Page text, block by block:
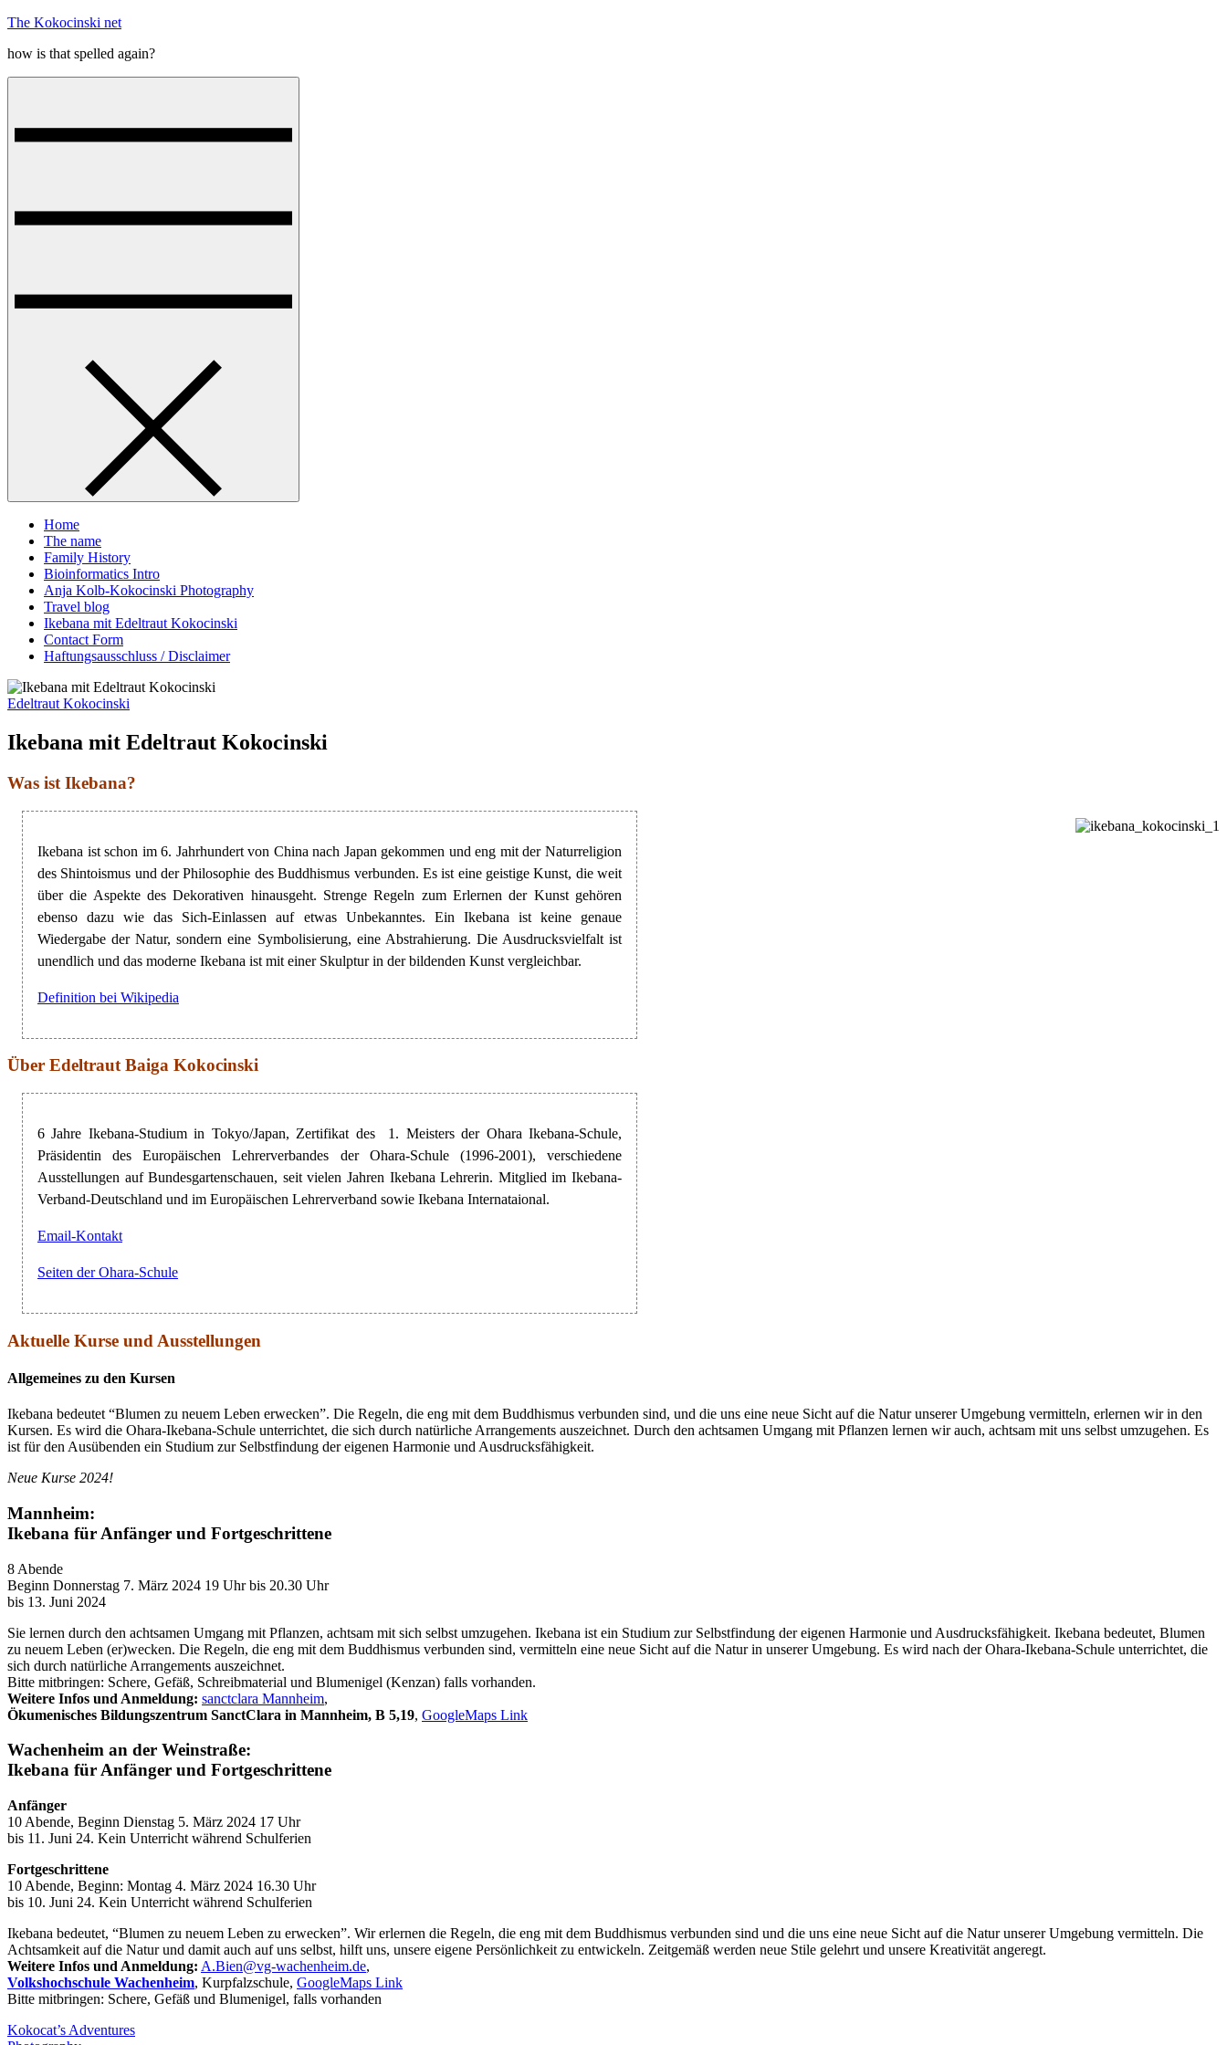
Skip
content
The Kokocinski net
how is that spelled again?
Home
The name
Family History
Bioinformatics Intro
Anja Kolb-Kokocinski Photography
Travel blog
Ikebana mit Edeltraut Kokocinski
Contact Form
Haftungsausschluss / Disclaimer
Edeltraut Kokocinski
Ikebana mit Edeltraut Kokocinski
Was ist Ikebana?
Ikebana ist schon im 6. Jahrhundert von China nach Japan gekommen und eng mit der Naturreligion
des Shintoismus und der Philosophie des Buddhismus verbunden. Es ist eine geistige Kunst, die weit
über die Aspekte des Dekorativen hinausgeht. Strenge Regeln zum Erlernen der Kunst gehören
ebenso dazu wie das Sich-Einlassen auf etwas Unbekanntes. Ein Ikebana ist keine genaue
Wiedergabe der Natur, sondern eine Symbolisierung, eine Abstrahierung. Die Ausdrucksvielfalt ist
unendlich und das moderne Ikebana ist mit einer Skulptur in der bildenden Kunst vergleichbar.
Definition bei Wikipedia
Über Edeltraut Baiga Kokocinski
6 Jahre Ikebana-Studium in Tokyo/Japan, Zertifikat des 1. Meisters der Ohara Ikebana-Schule,
Präsidentin des Europäischen Lehrerverbandes der Ohara-Schule (1996-2001), verschiedene
Ausstellungen auf Bundesgartenschauen, seit vielen Jahren Ikebana Lehrerin. Mitglied im Ikebana-
Verband-Deutschland und im Europäischen Lehrerverband sowie Ikebana Internataional.
Email-Kontakt
Seiten der Ohara-Schule
Aktuelle Kurse und Ausstellungen
Allgemeines zu den Kursen
Ikebana bedeutet “Blumen zu neuem Leben erwecken”. Die Regeln, die eng mit dem Buddhismus verbunden sind, und die uns eine neue Sicht auf die Natur unserer Umgebung vermitteln, erlernen wir in den
Kursen. Es wird die Ohara-Ikebana-Schule unterrichtet, die sich durch natürliche Arrangements auszeichnet. Durch den achtsamen Umgang mit Pflanzen lernen wir auch, achtsam mit uns selbst umzugehen. Es
ist für den Ausübenden ein Studium zur Selbstfindung der eigenen Harmonie und Ausdrucksfähigkeit.
Neue Kurse 2024!
Mannheim:
Ikebana für Anfänger und Fortgeschrittene
8 Abende
Beginn Donnerstag 7. März 2024 19 Uhr bis 20.30 Uhr
bis 13. Juni 2024
Sie lernen durch den achtsamen Umgang mit Pflanzen, achtsam mit sich selbst umzugehen. Ikebana ist ein Studium zur Selbstfindung der eigenen Harmonie und Ausdrucksfähigkeit. Ikebana bedeutet, Blumen
zu neuem Leben (er)wecken. Die Regeln, die eng mit dem Buddhismus verbunden sind, vermitteln eine neue Sicht auf die Natur in unserer Umgebung. Es wird nach der Ohara-Ikebana-Schule unterrichtet, die
sich durch natürliche Arrangements auszeichnet.
Bitte mitbringen: Schere, Gefäß, Schreibmaterial und Blumenigel (Kenzan) falls vorhanden.
Weitere Infos und Anmeldung: sanctclara Mannheim,
Ökumenisches Bildungszentrum SanctClara in Mannheim, B 5,19, GoogleMaps Link
Wachenheim an der Weinstraße:
Ikebana für Anfänger und Fortgeschrittene
Anfänger
10 Abende, Beginn Dienstag 5. März 2024 17 Uhr
bis 11. Juni 24. Kein Unterricht während Schulferien
Fortgeschrittene
10 Abende, Beginn: Montag 4. März 2024 16.30 Uhr
bis 10. Juni 24. Kein Unterricht während Schulferien
Ikebana bedeutet, “Blumen zu neuem Leben zu erwecken”. Wir erlernen die Regeln, die eng mit dem Buddhismus verbunden sind und die uns eine neue Sicht auf die Natur unserer Umgebung vermitteln. Die
Achtsamkeit auf die Natur und damit auch auf uns selbst, hilft uns, unsere eigene Persönlichkeit zu entwickeln. Zeitgemäß werden neue Stile gelehrt und unsere Kreativität angeregt.
Weitere Infos und Anmeldung: A.Bien@vg-wachenheim.de,
Volkshochschule Wachenheim, Kurpfalzschule, GoogleMaps Link
Bitte mitbringen: Schere, Gefäß und Blumenigel, falls vorhanden
Post
Kokocat’s Adventures